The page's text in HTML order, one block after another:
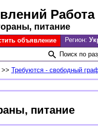
Работа
питание
объявление Регион:
Поиск по
>> Требуются - свободный
питание